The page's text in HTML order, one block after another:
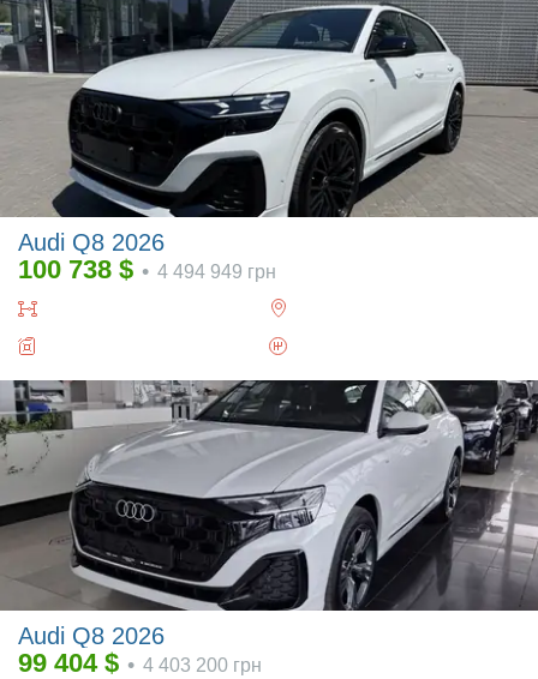
Audi Q8 2026
100 738 $ • 4 494 949 грн
Audi Q8 2026
99 404$ • 4 403 200 грн